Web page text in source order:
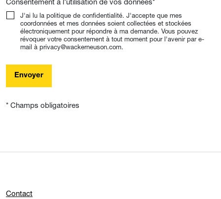
J'ai lu la politique de confidentialité. J'accepte que mes
coordonnées et mes données soient collectées et stockées
électroniquement pour répondre à ma demande. Vous pouvez
révoquer votre consentement à tout moment pour l'avenir par e-
mail à privacy@wackerneuson.com.
Envoyer
* Champs obligatoires
Contact